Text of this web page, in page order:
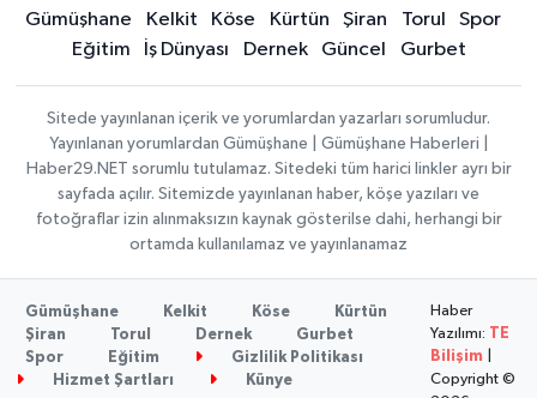
Gümüşhane Kelkit Köse Kürtün Şiran Torul
Spor
Eğitim
İş Dünyası Dernek Güncel Gurbet
Sitede yayınlanan içerik ve yorumlardan yazarları sorumludur.
Yayınlanan yorumlardan Gümüşhane | Gümüşhane Haberleri |
Haber29.NET sorumlu tutulamaz. Sitedeki tüm harici linkler ayrı bir
sayfada açılır. Sitemizde yayınlanan haber, köşe yazıları ve
fotoğraflar izin alınmaksızın kaynak gösterilse dahi, herhangi bir
ortamda kullanılamaz ve yayınlanamaz
Gümüşhane Kelkit Köse
Kürtün
Şiran
Torul Dernek
Gurbet
Spor
Eğitim
Gizlilik Politikası
Hizmet Şartları
Künye
Haber
Yazılımı: TE
Bilişim
Copyright ©